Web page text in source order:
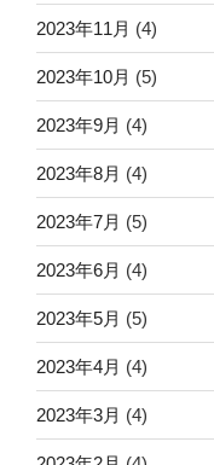
2023年11月 (4)
2023年10月 (5)
2023年9月 (4)
2023年8月 (4)
2023年7月 (5)
2023年6月 (4)
2023年5月 (5)
2023年4月 (4)
2023年3月 (4)